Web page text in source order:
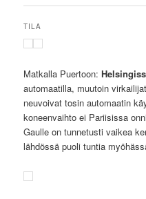
TILA
Matkalla Puertoon:
automaatilla, muutoin
neuvoivat tosin automaatin
koneenvaihto ei Pariisissa
Gaulle on tunnetusti vaikea
lähdössä puoli tuntia